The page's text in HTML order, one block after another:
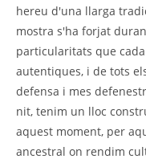
hereu d'una llarga
mostra s'ha forjat
particularitats que
autentiques, i de tots
defensa i mes
nit, tenim un lloc
aquest moment, per
ancestral on rendim